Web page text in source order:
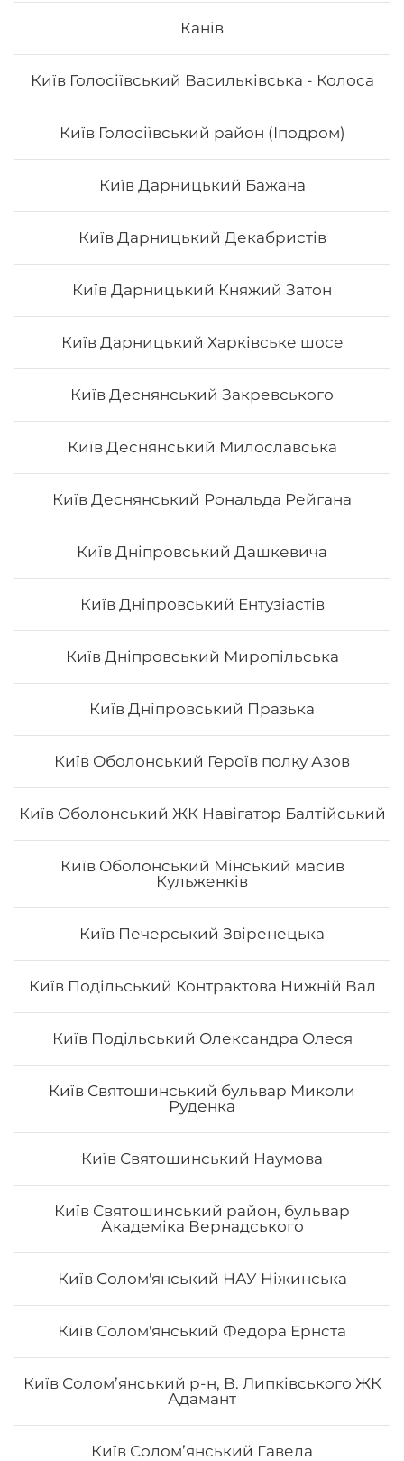
Канів
Київ Голосіївський Васильківська - Колоса
Київ Голосіївський район (Іподром)
Київ Дарницький Бажана
Київ Дарницький Декабристів
Київ Дарницький Княжий Затон
Київ Дарницький Харківське шосе
Київ Деснянський Закревського
Київ Деснянський Милославська
Київ Деснянський Рональда Рейгана
Київ Дніпровський Дашкевича
Київ Дніпровський Ентузіастів
Київ Дніпровський Миропільська
Київ Дніпровський Празька
Київ Оболонський Героїв полку Азов
Київ Оболонський ЖК Навігатор Балтійський
Київ Оболонський Мінський масив
Кульженків
Київ Печерський Звіренецька
Київ Подільський Контрактова Нижній Вал
Київ Подільський Олександра Олеся
Київ Святошинський бульвар Миколи
Руденка
Київ Святошинський Наумова
Київ Святошинський район, бульвар
Академіка Вернадського
Київ Солом'янський НАУ Ніжинська
Київ Солом'янський Федора Ернста
Київ Солом’янський р-н, В. Липківського ЖК
Адамант
Київ Соломʼянський Гавела
тунцем, футо асорті, футо з лососем
588₴ Хочу
Сет "Філадельфія" (повна)
з х/к, філадельфія з тунцем, філадельфія з тигровою
884₴ Хочу
Сет "Від Шефа 50/50"
Вага: 725 г Склад: рол гриль голд 1/2, футомак з
смаженим тунцем 1/2, авокадо рол з печеним лососем
та манго 1/2, філадельфія гриль з манго 1/2, чіз рол 1/2
454₴
Сет «Лайт»
Рол Тобо, Чіз рол з лососем, Філадельфія з креветкою
лайт 0.5, Філадельфія з тунцем лайт 0.5, Філадельфія з
лососем 0.5, Авокадо лайт 0.5. Вага: 1110 г